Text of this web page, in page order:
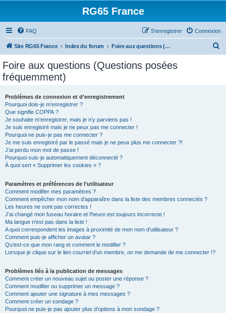
RG65 France
FAQ Connexion
S’enregistrer
Site RG65 France Index du forum Foire aux questions (Questions posées fréquemment)
Foire aux questions (Questions posées
fréquemment)
Problèmes de connexion et d’enregistrement
Pourquoi dois-je m’enregistrer ?
Que signifie COPPA ?
Je souhaite m’enregistrer, mais je n’y parviens pas !
Je suis enregistré mais je ne peux pas me connecter !
Pourquoi ne puis-je pas me connecter ?
Je me suis enregistré par le passé mais je ne peux plus me connecter ?!
J’ai perdu mon mot de passe !
Pourquoi suis-je automatiquement déconnecté ?
À quoi sert « Supprimer les cookies » ?
Paramètres et préférences de l’utilisateur
Comment modifier mes paramètres ?
Comment empêcher mon nom d’apparaître dans la liste des membres connectés ?
Les heures ne sont pas correctes !
J’ai changé mon fuseau horaire et l’heure est toujours incorrecte !
Ma langue n’est pas dans la liste !
A quoi correspondent les images à proximité de mon nom d’utilisateur ?
Comment puis-je afficher un avatar ?
Qu’est-ce que mon rang et comment le modifier ?
Lorsque je clique sur le lien courrield’un membre, on me demande de me connecter !?
Problèmes liés à la publication de messages
Comment créer un nouveau sujet ou poster une réponse ?
Comment modifier ou supprimer un message ?
Comment ajouter une signature à mes messages ?
Comment créer un sondage ?
Pourquoi ne puis-je pas ajouter plus d’options à mon sondage ?